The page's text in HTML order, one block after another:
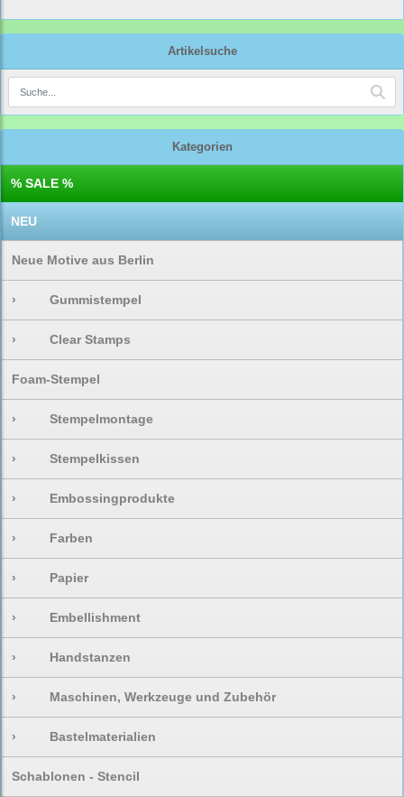
Artikelsuche
Kategorien
% SALE %
NEU
Neue Motive aus Berlin
› Gummistempel
› Clear Stamps
Foam-Stempel
› Stempelmontage
› Stempelkissen
› Embossingprodukte
› Farben
› Papier
› Embellishment
› Handstanzen
› Maschinen, Werkzeuge und Zubehör
› Bastelmaterialien
Schablonen - Stencil